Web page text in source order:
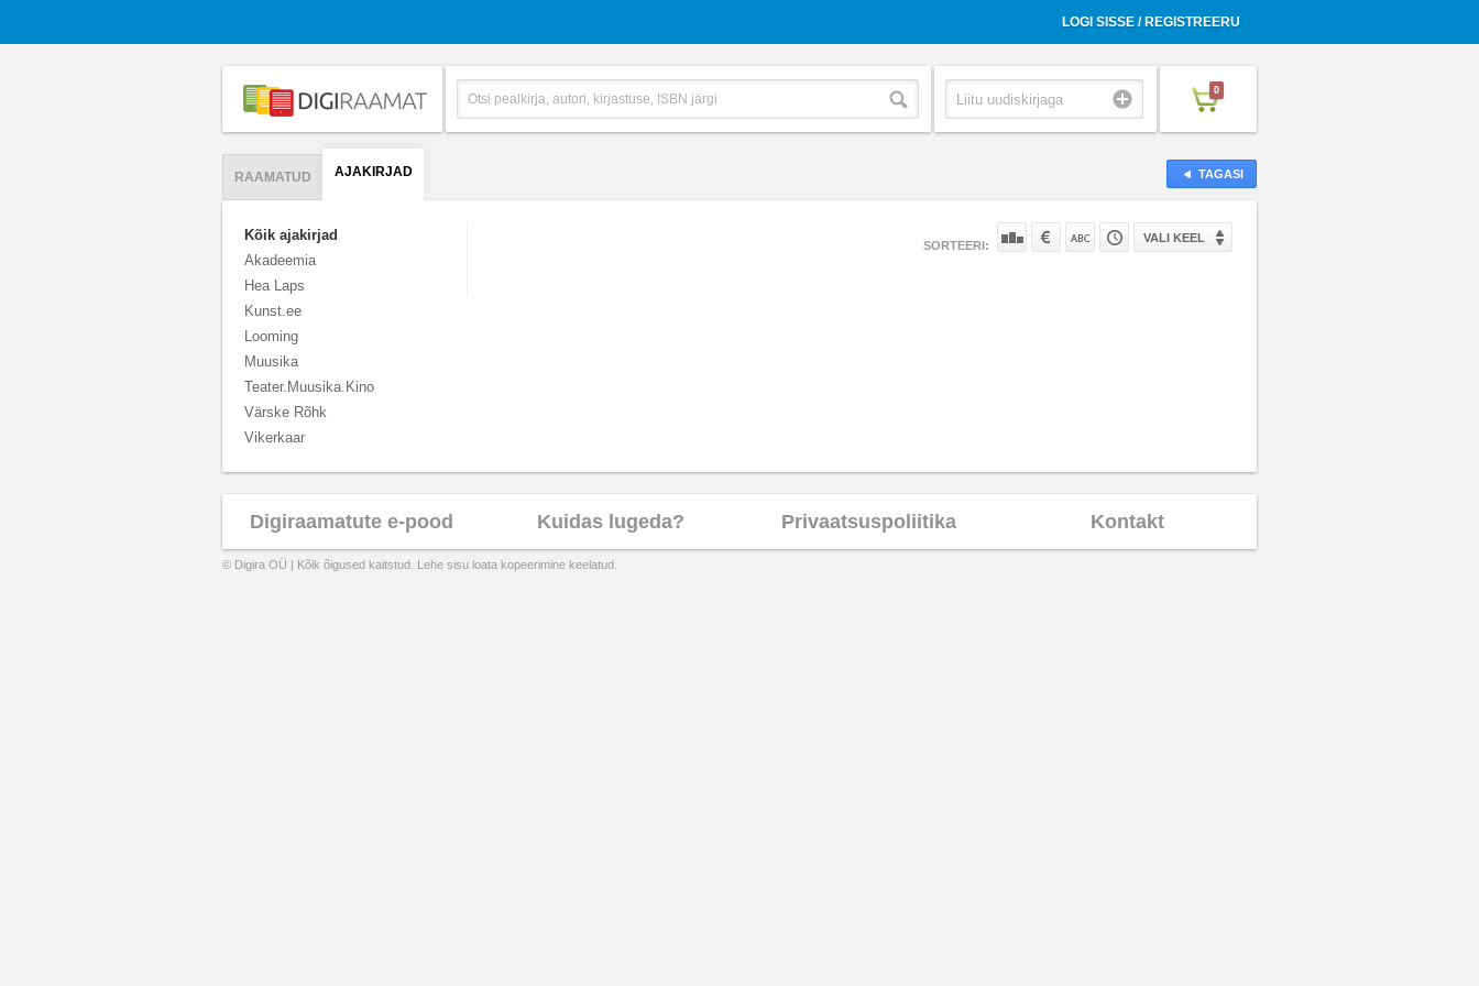
LOGI SISSE / REGISTREERU
0
TAGASI
RAAMATUD AJAKIRJAD
Kõik ajakirjad
Akadeemia
Hea Laps
Kunst.ee
Looming
Muusika
Teater.Muusika.Kino
Värske Rõhk
Vikerkaar
SORTEERI:
VALI KEEL
Digiraamatute e-pood Kuidas lugeda? Privaatsuspoliitika Kontakt
© Digira OÜ | Kõik õigused kaitstud. Lehe sisu loata kopeerimine keelatud.